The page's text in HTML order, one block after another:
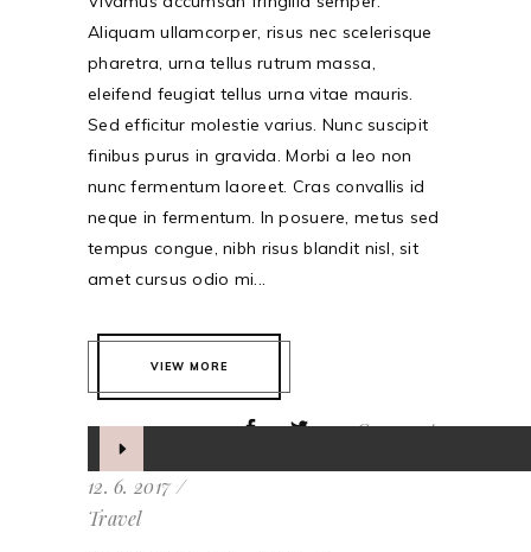
Aliquam ullamcorper, risus nec scelerisque
pharetra, urna tellus rutrum massa,
eleifend feugiat tellus urna vitae mauris.
Sed efficitur molestie varius. Nunc suscipit
finibus purus in gravida. Morbi a leo non
nunc fermentum laoreet. Cras convallis id
neque in fermentum. In posuere, metus sed
tempus congue, nibh risus blandit nisl, sit
amet cursus odio mi...
VIEW MORE
0 Comments
Audio
přehrávač
12. 6. 2017
Travel